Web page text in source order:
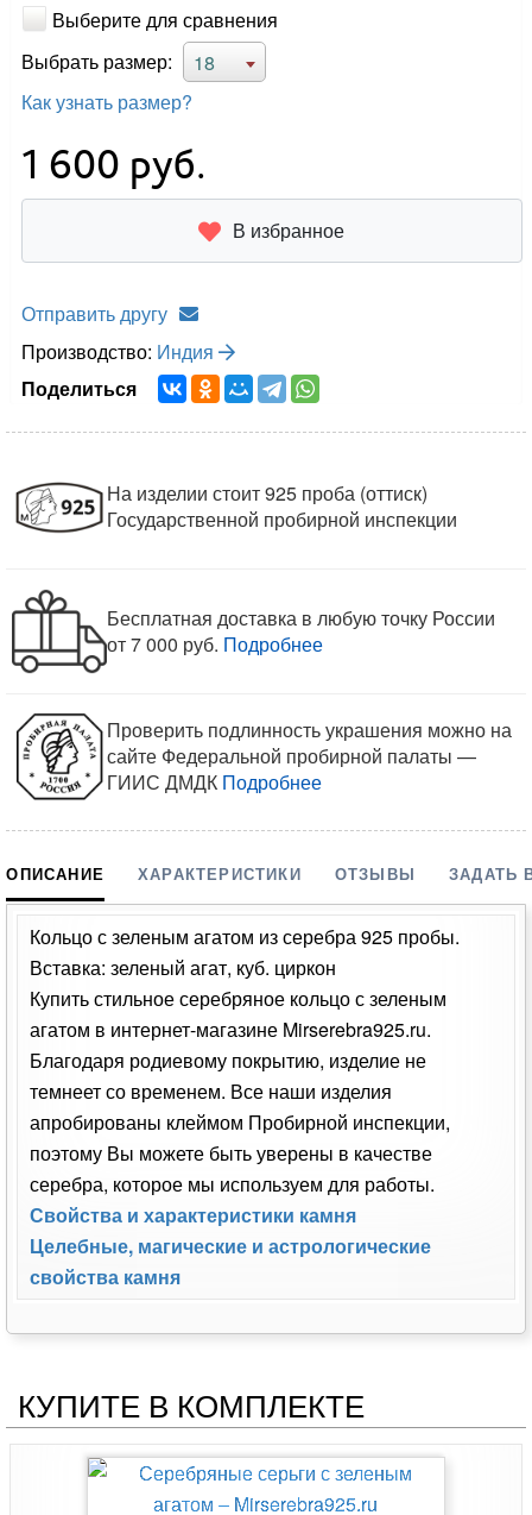
Выберите для сравнения
Выбрать размер:
18
Как узнать размер?
1 600 руб.
В избранное
Отправить другу
Производство: Индия
Поделиться
На изделии стоит 925 проба (оттиск)
Государственной пробирной инспекции
Бесплатная доставка в любую точку России
от 7 000 руб. Подробнее
Проверить подлинность украшения можно на
сайте Федеральной пробирной палаты —
ГИИС ДМДК Подробнее
ОПИСАНИЕ ХАРАКТЕРИСТИКИ ОТЗЫВЫ ЗАДАТЬ
Кольцо с зеленым агатом из серебра 925 пробы.
Вставка: зеленый агат, куб. циркон
Купить стильное серебряное кольцо с зеленым
агатом в интернет-магазине Mirserebra925.ru.
Благодаря родиевому покрытию, изделие не
темнеет со временем. Все наши изделия
апробированы клеймом Пробирной инспекции,
поэтому Вы можете быть уверены в качестве
серебра, которое мы используем для работы.
Свойства и характеристики камня
Целебные, магические и астрологические
свойства камня
КУПИТЕ В КОМПЛЕКТЕ